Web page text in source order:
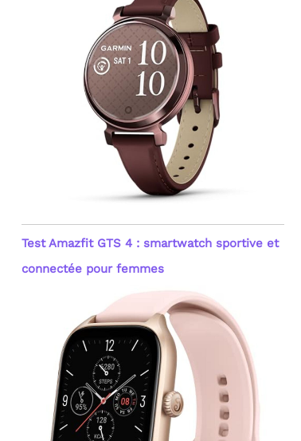
Test Amazfit GTS 4 : smartwatch sportive et
connectée pour femmes